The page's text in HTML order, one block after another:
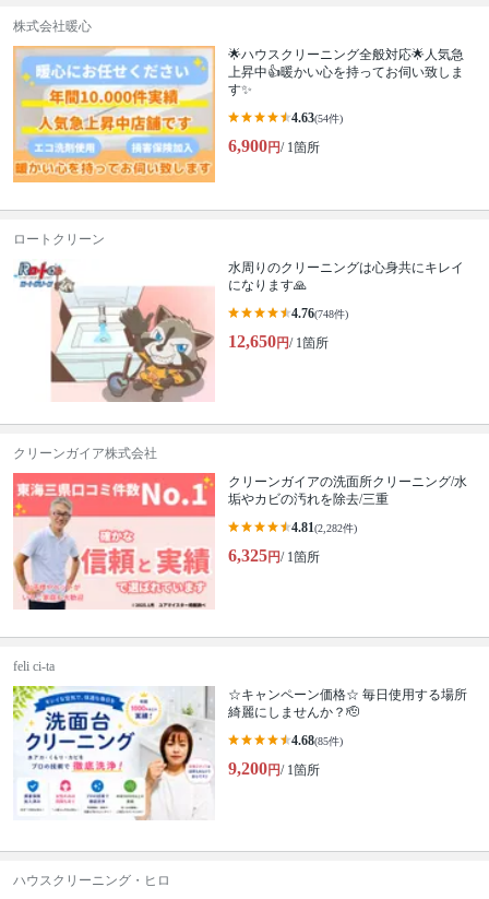
株式会社暖心
🌟ハウスクリーニング全般対応🌟人気急
上昇中👍暖かい心を持ってお伺い致しま
す✨
4.63(54件)
6,900円/ 1箇所
ロートクリーン
水周りのクリーニングは心身共にキレイ
になります🙏
4.76(748件)
12,650円/ 1箇所
クリーンガイア株式会社
クリーンガイアの洗面所クリーニング/水
垢やカビの汚れを除去/三重
4.81(2,282件)
6,325円/ 1箇所
feli ci-ta
☆キャンペーン価格☆ 毎日使用する場所
綺麗にしませんか？🫡
4.68(85件)
9,200円/ 1箇所
ハウスクリーニング・ヒロ